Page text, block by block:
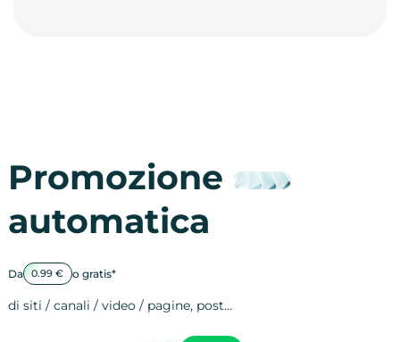
Promozione
automatica
Da 0.99 € o gratis*
di siti / canali / video / pagine, post…